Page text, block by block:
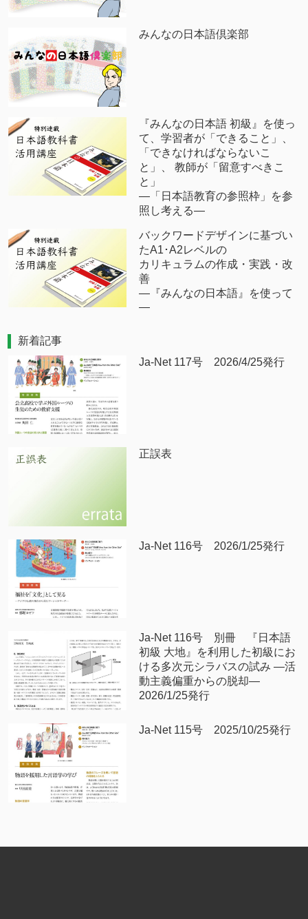
みんなの日本語倶楽部
『みんなの日本語 初級』を使っ
て、学習者が「できること」、
「できなければならないこ
と」、 教師が「留意すべきこ
と」
―「日本語教育の参照枠」を参
照し考える―
バックワードデザインに基づい
たA1･A2レベルの
カリキュラムの作成・実践・改
善
―『みんなの日本語』を使って
―
新着記事
Ja-Net 117号 2026/4/25発行
正誤表
Ja-Net 116号 2026/1/25発行
Ja-Net 116号 別冊 『日本語
初級 大地』を利用した初級にお
ける多次元シラバスの試み —活
動主義偏重からの脱却—
2026/1/25発行
Ja-Net 115号 2025/10/25発行